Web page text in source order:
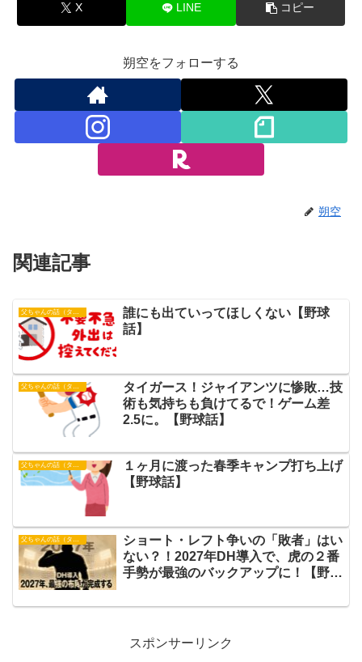
X LINE コピー
朔空をフォローする
朔空
関連記事
父ちゃんの話（タイガース）
誰にも出ていってほしくない【野球
話】
タイガース！ジャイアンツに惨敗…技
術も気持ちも負けてるで！ゲーム差
2.5に。【野球話】
父ちゃんの話（タイガース）
１ヶ月に渡った春季キャンプ打ち上げ
【野球話】
父ちゃんの話（タイガース）
ショート・レフト争いの「敗者」はい
ない？！2027年DH導入で、虎の２番
手勢が最強のバックアップに！【野球
スポンサーリンク